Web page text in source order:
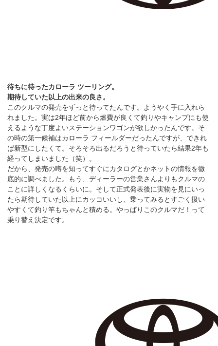
待ちに待ったカローラ ツーリング。
期待していた以上の出来の良さ。
このクルマの発売をずっと待ってたんです。ようやく手に入れら
れました。実は2年ほど前から燃費が良くて釣りやキャンプにも使
えるような丁度よいステーションワゴンが欲しかったんです。そ
の時の第一候補はカローラ フィールダーだったんですが、できれ
ば新型にしたくて。そろそろ出るだろうと待っていたら結果2年も
経ってしまいました（笑）。
だから、発売の噂を知ってすぐにカタログとかネットの情報を徹
底的に調べました。もう、ディーラーの営業さんよりもクルマの
ことに詳しくなるくらいに。そして正式発表後に実物を見にいっ
たら期待していた以上にカッコいいし、乗ってみるとすごく扱い
やすくて釣り竿もちゃんと積める。やっぱりこのクルマだ！って
乗り替え決定です。